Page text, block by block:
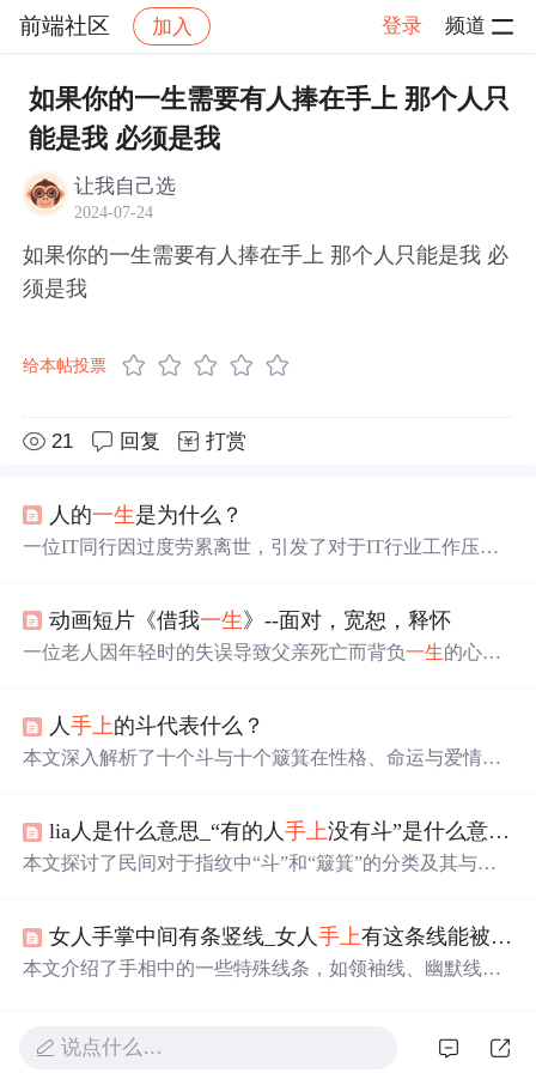
前端社区 加入 登录 频道
社区 前端社区 感慨 帖子详情
如果你的一生需要有人捧在手上 那个人只
能是我 必须是我
让我自己选
2024-07-24
如果你的一生需要有人捧在手上 那个人只能是我 必
须是我
给本帖投票
21 回复 打赏
人的一生是为什么？
一位IT同行因过度劳累离世，引发了对于IT行业工作压力
动画短片《借我一生》--面对，宽恕，释怀
一位老人因年轻时的失误导致父亲死亡而背负一生的心理
人手上的斗代表什么？
本文深入解析了十个斗与十个簸箕在性格、命运与爱情方
lia人是什么意思_“有的人手上没有斗”是什么意思，如何理解这句话？
本文探讨了民间对于指纹中“斗”和“簸箕”的分类及其与命
女人手掌中间有条竖线_女人手上有这条线能被宠爱
本文介绍了手相中的一些特殊线条，如领袖线、幽默线、
感、贵人运、抱负、健康状况、直觉、创造力、好运和家
说点什么…